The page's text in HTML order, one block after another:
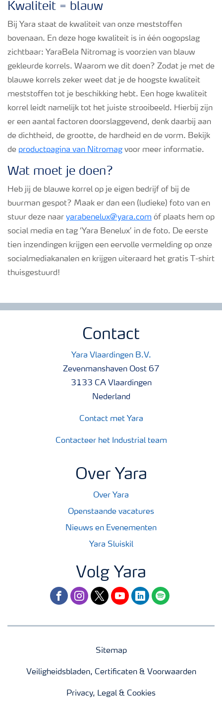
Meststoffen veiligheid
Webinars
Kwaliteit = blauw
Bij Yara staat de kwaliteit van onze meststoffen
bovenaan. En deze hoge kwaliteit is in één oogopslag
zichtbaar: YaraBela Nitromag is voorzien van blauw
gekleurde korrels. Waarom we dit doen? Zodat je met de
blauwe korrels zeker weet dat je de hoogste kwaliteit
meststoffen tot je beschikking hebt. Een hoge kwaliteit
korrel leidt namelijk tot het juiste strooibeeld. Hierbij zijn
er een aantal factoren doorslaggevend, denk daarbij aan
de dichtheid, de grootte, de hardheid en de vorm. Bekijk
de productpagina van Nitromagvoor meer informatie.
Wat moet je doen?
Heb jij de blauwe korrel op je eigen bedrijf of bij de
buurman gespot? Maak er dan een (ludieke) foto van en
stuur deze naar yarabenelux@yara.com óf plaats hem op
social media en tag ‘Yara Benelux’ in de foto. De eerste
tien inzendingen krijgen een eervolle vermelding op onze
socialmediakanalen en krijgen uiteraard het gratis T-shirt
thuisgestuurd!
Contact
Yara Vlaardingen B.V.
Zevenmanshaven Oost 67
3133 CA Vlaardingen
Nederland
Contact met Yara
Contacteer het Industrial team
Over Yara
Over Yara
Openstaande vacatures
Nieuws en Evenementen
Yara Sluiskil
Volg Yara
facebookinstagram
twitteryoutubelinkedinspotify
Sitemap
Veiligheidsbladen, Certificaten & Voorwaarden
Privacy, Legal & Cookies